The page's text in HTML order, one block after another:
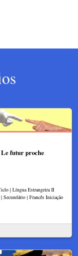
Le futur proche
| Língua Estrangeira II
Secundário | Francês Iniciação